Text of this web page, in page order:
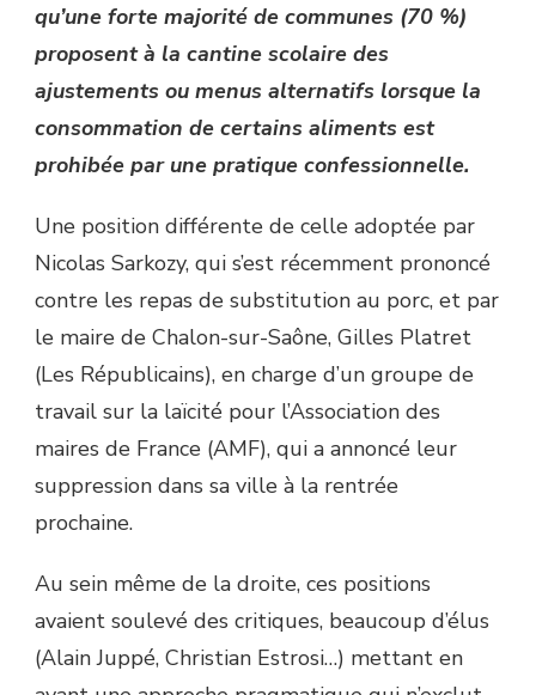
qu’une forte majorité de communes (70 %)
proposent à la cantine scolaire des
ajustements ou menus alternatifs lorsque la
consommation de certains aliments est
prohibée par une pratique confessionnelle.
Une position différente de celle adoptée par
Nicolas Sarkozy, qui s’est récemment prononcé
contre les repas de substitution au porc, et par
le maire de Chalon-sur-Saône, Gilles Platret
(Les Républicains), en charge d’un groupe de
travail sur la laïcité pour l’Association des
maires de France (AMF), qui a annoncé leur
suppression dans sa ville à la rentrée
prochaine.
Au sein même de la droite, ces positions
avaient soulevé des critiques, beaucoup d’élus
(Alain Juppé, Christian Estrosi…) mettant en